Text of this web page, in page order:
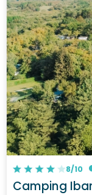
8/10
Camping